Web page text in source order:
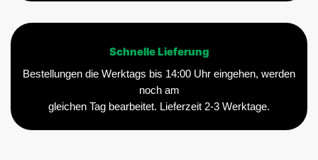
Schnelle Lieferung
Bestellungen die Werktags bis 14:00 Uhr eingehen, werden
noch am
gleichen Tag bearbeitet. Lieferzeit 2-3 Werktage.